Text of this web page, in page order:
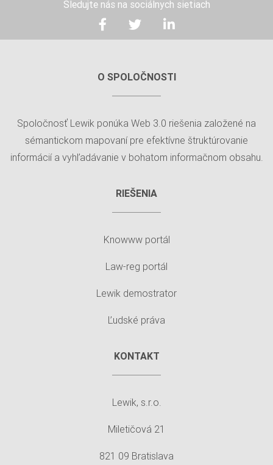
Sledujte nás na sociálnych sietiach
O SPOLOČNOSTI
Spoločnosť Lewik ponúka Web 3.0 riešenia založené na
sémantickom mapovaní pre efektívne štruktúrovanie
informácií a vyhľadávanie v bohatom informačnom obsahu.
RIEŠENIA
Knowww portál
Law-reg portál
Lewik demostrator
Ľudské práva
KONTAKT
Lewik, s.r.o.
Miletičová 21
821 09 Bratislava